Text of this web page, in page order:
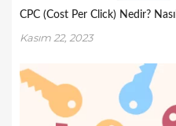
CPC (Cost Per Click) Nedir?
Kasım 22, 2023